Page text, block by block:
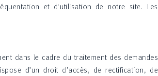
et d'utilisation de notre site. Les
dans le cadre du traitement des demandes
d’un droit d’accès, de rectification, de